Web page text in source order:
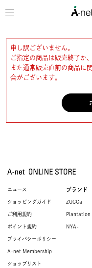
申し訳ございません。
ご指定の商品は販売終了か
また通常販売直前の商品に
合がございます。
ニュース
ショッピングガイド
ご利用規約
ポイント規約
プライバシーポリシー
A-net Membership
ショップリスト
ブランド
ZUCCa
Plantation
NYA-